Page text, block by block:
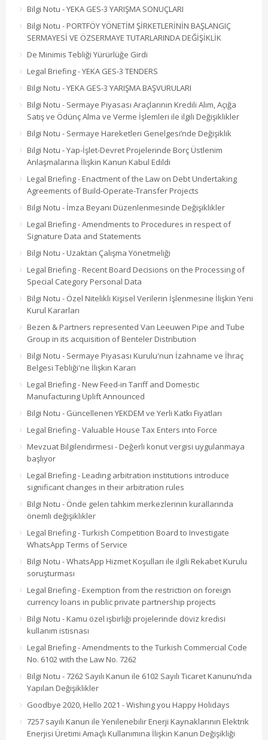
Bilgi Notu - YEKA GES-3 YARIŞMA SONUÇLARI
Bilgi Notu - PORTFÖY YÖNETİM ŞİRKETLERİNİN BAŞLANGIÇ
SERMAYESİ VE ÖZSERMAYE TUTARLARINDA DEĞİŞİKLİK
De Minimis Tebliği Yürürlüğe Girdi
Legal Briefing - YEKA GES-3 TENDERS
Bilgi Notu - YEKA GES-3 YARIŞMA BAŞVURULARI
Bilgi Notu - Sermaye Piyasası Araçlarının Kredili Alım, Açığa
Satış ve Ödünç Alma ve Verme İşlemleri ile ilgili Değişiklikler
Bilgi Notu - Sermaye Hareketleri Genelgesi’nde Değişiklik
Bilgi Notu - Yap-İşlet-Devret Projelerinde Borç Üstlenim
Anlaşmalarına İlişkin Kanun Kabul Edildi
Legal Briefing - Enactment of the Law on Debt Undertaking
Agreements of Build-Operate-Transfer Projects
Bilgi Notu - İmza Beyanı Düzenlenmesinde Değişiklikler
Legal Briefing - Amendments to Procedures in respect of
Signature Data and Statements
Bilgi Notu - Uzaktan Çalışma Yönetmeliği
Legal Briefing - Recent Board Decisions on the Processing of
Special Category Personal Data
Bilgi Notu - Özel Nitelikli Kişisel Verilerin İşlenmesine İlişkin Yeni
Kurul Kararları
Bezen & Partners represented Van Leeuwen Pipe and Tube
Group in its acquisition of Benteler Distribution
Bilgi Notu - Sermaye Piyasası Kurulu'nun İzahname ve İhraç
Belgesi Tebliği'ne İlişkin Kararı
Legal Briefing - New Feed-in Tariff and Domestic
Manufacturing Uplift Announced
Bilgi Notu - Güncellenen YEKDEM ve Yerli Katkı Fiyatları
Legal Briefing - Valuable House Tax Enters into Force
Mevzuat Bilgilendirmesi - Değerli konut vergisi uygulanmaya
başlıyor
Legal Briefing - Leading arbitration institutions introduce
significant changes in their arbitration rules
Bilgi Notu - Önde gelen tahkim merkezlerinin kurallarında
önemli değişiklikler
Legal Briefing - Turkish Competition Board to Investigate
WhatsApp Terms of Service
Bilgi Notu - WhatsApp Hizmet Koşulları ile ilgili Rekabet Kurulu
soruşturması
Legal Briefing - Exemption from the restriction on foreign
currency loans in public private partnership projects
Bilgi Notu - Kamu özel işbirliği projelerinde döviz kredisi
kullanım istisnası
Legal Briefing - Amendments to the Turkish Commercial Code
No. 6102 with the Law No. 7262
Bilgi Notu - 7262 Sayılı Kanun ile 6102 Sayılı Ticaret Kanunu’nda
Yapılan Değişiklikler
Goodbye 2020, Hello 2021 - Wishing you Happy Holidays
7257 sayılı Kanun ile Yenilenebilir Enerji Kaynaklarının Elektrik
Enerjisi Üretimi Amaçlı Kullanımına İlişkin Kanun Değişikliği